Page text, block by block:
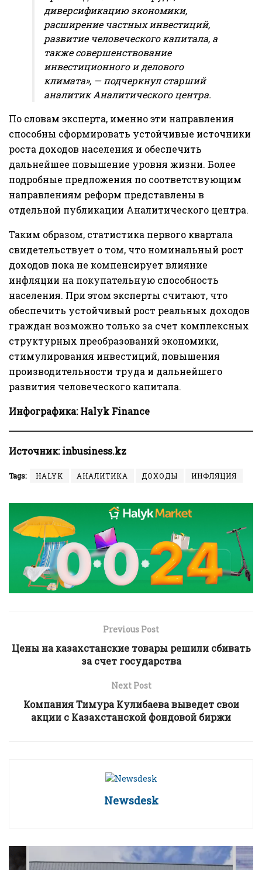
диверсификацию экономики,
расширение частных инвестиций,
развитие человеческого капитала, а
также совершенствование
инвестиционного и делового
климата», — подчеркнул старший
аналитик Аналитического центра.
По словам эксперта, именно эти направления
способны сформировать устойчивые источники
роста доходов населения и обеспечить
дальнейшее повышение уровня жизни. Более
подробные предложения по соответствующим
направлениям реформ представлены в
отдельной публикации Аналитического центра.
Таким образом, статистика первого квартала
свидетельствует о том, что номинальный рост
доходов пока не компенсирует влияние
инфляции на покупательную способность
населения. При этом эксперты считают, что
обеспечить устойчивый рост реальных доходов
граждан возможно только за счет комплексных
структурных преобразований экономики,
стимулирования инвестиций, повышения
производительности труда и дальнейшего
развития человеческого капитала.
Инфографика:Halyk Finance
Источник:inbusiness.kz
Tags: HALYK АНАЛИТИКА ДОХОДЫ ИНФЛЯЦИЯ
Previous Post
Цены на казахстанские товары решили сбивать
за счет государства
Next Post
Компания Тимура Кулибаева выведет свои
акции с Казахстанской фондовой биржи
Newsdesk